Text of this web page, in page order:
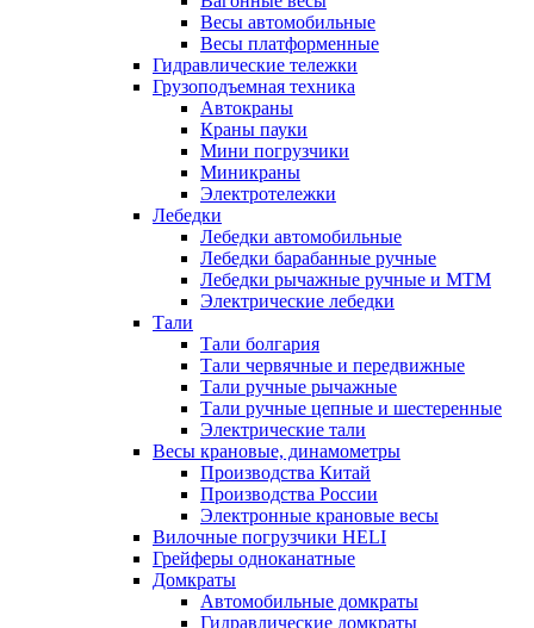
Весы автомобильные
Весы платформенные
Гидравлические тележки
Грузоподъемная техника
Автокраны
Краны пауки
Мини погрузчики
Миникраны
Электротележки
Лебедки
Лебедки автомобильные
Лебедки барабанные ручные
Лебедки рычажные ручные и МТМ
Электрические лебедки
Тали
Тали болгария
Тали червячные и передвижные
Тали ручные рычажные
Тали ручные цепные и шестеренные
Электрические тали
Весы крановые, динамометры
Производства Китай
Производства России
Электронные крановые весы
Вилочные погрузчики HELI
Грейферы одноканатные
Домкраты
Автомобильные домкраты
Гидравлические домкраты